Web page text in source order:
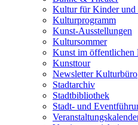
Kultur für Kinder und
Kulturprogramm
Kunst-Ausstellungen
Kultursommer
Kunst im öffentlichen
Kunsttour
Newsletter Kulturbüro
Stadtarchiv
Stadtbibliothek
Stadt- und